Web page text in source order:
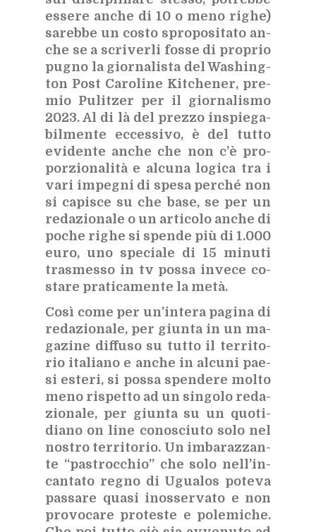
es­se­re an­che di 10 o meno ri­ghe)
sa­reb­be un co­sto spro­po­si­ta­to an­
che se a scri­ver­li fos­se di pro­prio
pu­gno la gior­na­li­sta del Wa­shing­
ton Post Ca­ro­li­ne Kit­che­ner, pre­
mio Pu­li­tzer per il gior­na­li­smo
2023. Al di là del prez­zo in­spie­ga­
bil­men­te ec­ces­si­vo, è del tut­to
evi­den­te an­che che non c’è pro­
por­zio­na­li­tà e al­cu­na lo­gi­ca tra i
vari im­pe­gni di spe­sa per­ché non
si ca­pi­sce su che base, se per un
re­da­zio­na­le o un ar­ti­co­lo an­che di
po­che ri­ghe si spen­de più di 1.000
euro, uno spe­cia­le di 15 mi­nu­ti
tra­smes­so in tv pos­sa in­ve­ce co­
sta­re pra­ti­ca­men­te la metà.
Così come per un’in­te­ra pa­gi­na di
re­da­zio­na­le, per giun­ta in un ma­
ga­zi­ne dif­fu­so su tut­to il ter­ri­to­
rio ita­lia­no e an­che in al­cu­ni pae­
si este­ri, si pos­sa spen­de­re mol­to
meno ri­spet­to ad un sin­go­lo re­da­
zio­na­le, per giun­ta su un quo­ti­
dia­no on line co­no­sciu­to solo nel
no­stro ter­ri­to­rio. Un im­ba­raz­zan­
te “pa­stroc­chio” che solo nel­l’in­
can­ta­to re­gno di Ugua­los po­te­va
pas­sa­re qua­si inos­ser­va­to e non
pro­vo­ca­re pro­te­ste e po­le­mi­che.